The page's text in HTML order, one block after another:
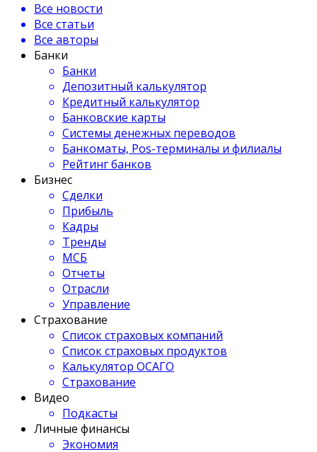
Все новости
Все статьи
Все авторы
Банки
Банки
Депозитный калькулятор
Кредитный калькулятор
Банковские карты
Системы денежных переводов
Банкоматы, Pos-терминалы и филиалы
Рейтинг банков
Бизнес
Сделки
Прибыль
Кадры
Тренды
МСБ
Отчеты
Отрасли
Управление
Страхование
Список страховых компаний
Список страховых продуктов
Калькулятор ОСАГО
Страхование
Видео
Подкасты
Личные финансы
Экономия